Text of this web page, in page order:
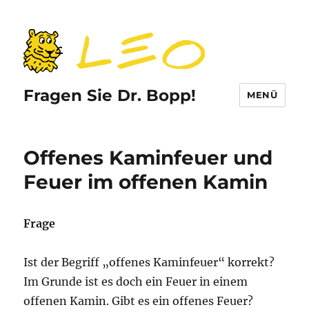
Fragen Sie Dr. Bopp! MENÜ
Offenes Kaminfeuer und
Feuer im offenen Kamin
Frage
Ist der Begriff „offenes Kaminfeuer“ korrekt?
Im Grunde ist es doch ein Feuer in einem
offenen Kamin. Gibt es ein offenes Feuer?